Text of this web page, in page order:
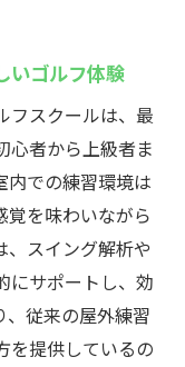
間で快適ゴル
ルフ練習環境
しみ方
供する独自サ
フゾン機種の
しむゴルフ練
いゴルフ体験
フスクールは、最
心者から上級者ま
内での練習環境は
覚を味わいながら
、スイング解析や
にサポートし、効
、従来の屋外練習
を提供しているの